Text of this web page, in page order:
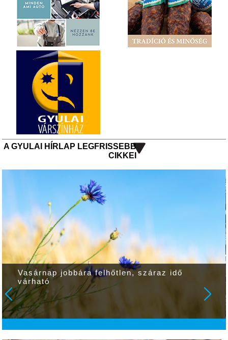
A GYULAI HÍRLAP LEGFRISSEBB
CIKKEI
Egy kis gyakorlás ma – több siker
holnap! A magabiztos iskolakezdés otthon
kezdődik!